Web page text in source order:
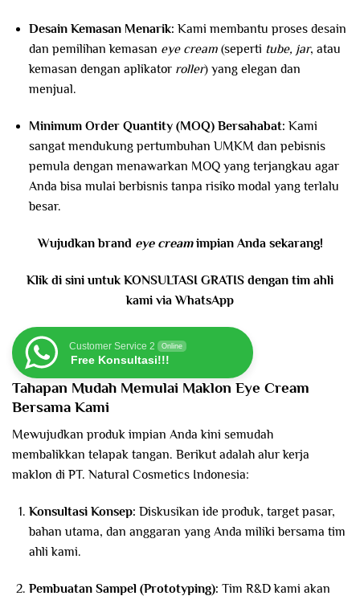
Desain Kemasan Menarik: Kami membantu proses desain
dan pemilihan kemasan eye cream(seperti tube, jar, atau
kemasan dengan aplikator roller) yang elegan dan
menjual.
Minimum Order Quantity (MOQ) Bersahabat: Kami
sangat mendukung pertumbuhan UMKM dan pebisnis
pemula dengan menawarkan MOQ yang terjangkau agar
Anda bisa mulai berbisnis tanpa risiko modal yang terlalu
besar.
Wujudkan brand eye creamimpian Anda sekarang!
Klik di sini untuk KONSULTASI GRATIS dengan tim ahli
kami via WhatsApp
Customer Service 2 Online
Free Konsultasi!!!
Tahapan Mudah Memulai Maklon Eye Cream
Bersama Kami
Mewujudkan produk impian Anda kini semudah
membalikkan telapak tangan. Berikut adalah alur kerja
maklon di PT. Natural Cosmetics Indonesia:
Konsultasi Konsep: Diskusikan ide produk, target pasar,
bahan utama, dan anggaran yang Anda miliki bersama tim
ahli kami.
Pembuatan Sampel (Prototyping): Tim R&D kami akan